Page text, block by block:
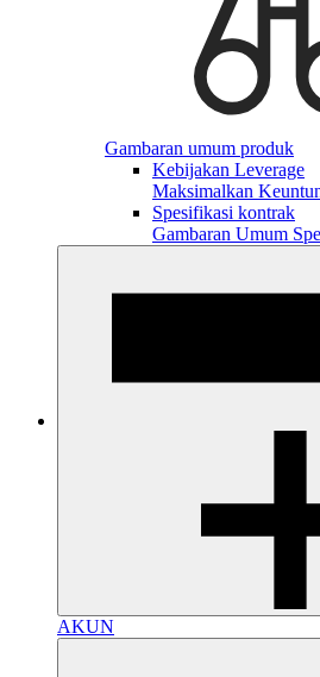
Gambaran umum produk
Kebijakan Leverage
Maksimalkan
Spesifikasi kontrak
Gambaran Umum
AKUN